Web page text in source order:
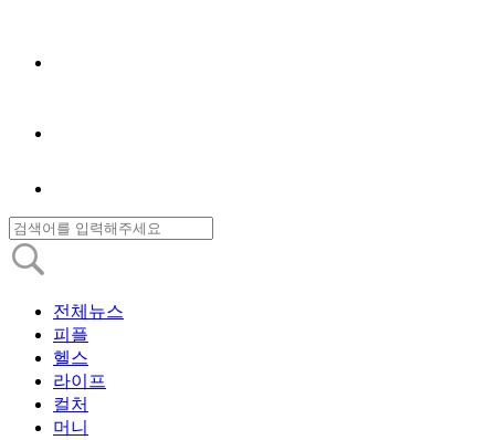
전체뉴스
피플
헬스
라이프
컬처
머니